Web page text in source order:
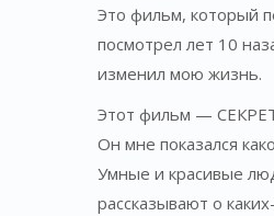
Это фильм, который
посмотрел лет 10
изменил мою жизнь.
Этот фильм —
Он мне показался
Умные и красивые
рассказывают о